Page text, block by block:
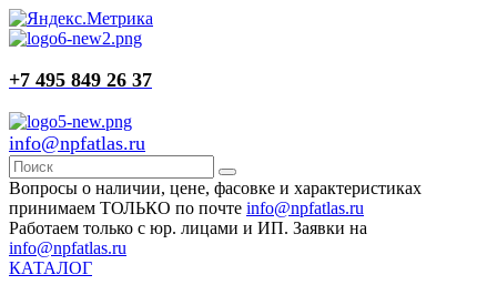
+7 495 849 26 37
info@npfatlas.ru
Вопросы о наличии, цене, фасовке и характеристиках
принимаем ТОЛЬКО по почте info@npfatlas.ru
Работаем только с юр. лицами и ИП. Заявки на
info@npfatlas.ru
КАТАЛОГ